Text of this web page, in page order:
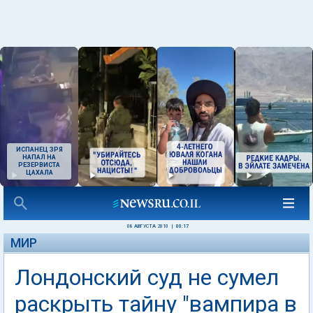
ИСПАНЕЦ ЗРЯ
НАПАЛ НА
РЕЗЕРВИСТА
ЦАХАЛА
08 АВГУСТА 2010 00:17
МИР
Лондонский суд не сумел
раскрыть тайну "вампира в